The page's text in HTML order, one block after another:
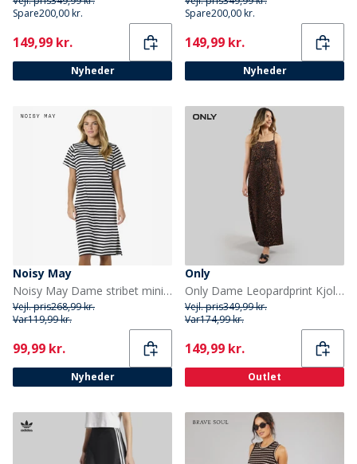
Spare200,00 kr.
Current
149,99 kr.
Nyheder
Spare200,00 kr.
Current
149,99 kr.
Nyheder
Noisy May
Noisy May Dame stribet minikjole Sort
Vejl. pris268,99 kr.
Var119,99 kr.
Current
99,99 kr.
Nyheder
Only
Only Dame Leopardprint Kjole Sort
Vejl. pris349,99 kr.
Var174,99 kr.
Current
149,99 kr.
Outlet